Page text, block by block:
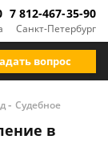
Санкт-Петербург
7 812-467-35-90
вопрос
- Судебное
в